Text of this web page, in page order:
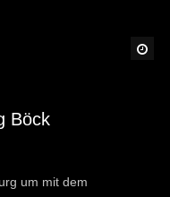
Böck
um mit dem